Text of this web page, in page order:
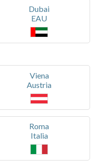
Dubai
EAU
Viena
Austria
Roma
Italia